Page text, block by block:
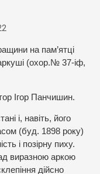
на пам’ятці
(охор.№ 37-іф,
Ігор Панчишин.
і, навіть, його
(буд. 1898 року)
і позірну пиху.
виразною аркою
дійсно